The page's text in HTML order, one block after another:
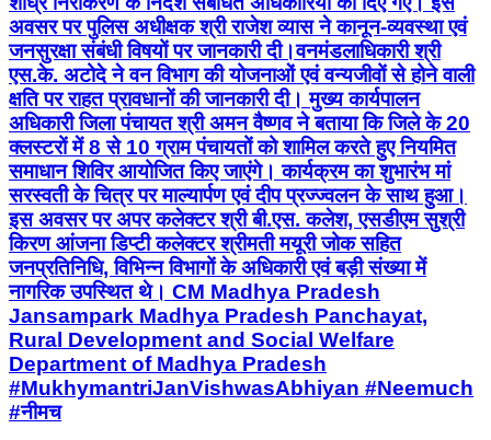
अवसर पर पुलिस अधीक्षक श्री राजेश व्यास ने कानून-व्यवस्था एवं
जनसुरक्षा संबंधी विषयों पर जानकारी दी।वनमंडलाधिकारी श्री
एस.के. अटोदे ने वन विभाग की योजनाओं एवं वन्यजीवों से होने वाली
क्षति पर राहत प्रावधानों की जानकारी दी। मुख्य कार्यपालन
अधिकारी जिला पंचायत श्री अमन वैष्णव ने बताया कि जिले के 20
क्लस्टरों में 8 से 10 ग्राम पंचायतों को शामिल करते हुए नियमित
समाधान शिविर आयोजित किए जाएंगे। कार्यक्रम का शुभारंभ मां
सरस्वती के चित्र पर माल्यार्पण एवं दीप प्रज्ज्वलन के साथ हुआ।
इस अवसर पर अपर कलेक्टर श्री बी.एस. कलेश, एसडीएम सुश्री
किरण आंजना डिप्टी कलेक्टर श्रीमती मयूरी जोक सहित
जनप्रतिनिधि, विभिन्न विभागों के अधिकारी एवं बड़ी संख्या में
नागरिक उपस्थित थे। CM Madhya Pradesh
Jansampark Madhya Pradesh Panchayat,
Rural Development and Social Welfare
Department of Madhya Pradesh
#MukhymantriJanVishwasAbhiyan #Neemuch
#नीमच